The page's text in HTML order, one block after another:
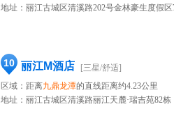
地址： 丽江古城区清溪路202号金林豪生度假区
10 丽江M酒店
[三星/舒适]
区域：距离九鼎龙潭的直线距离约4.23公里
地址： 丽江古城区清溪路丽江天麓·瑞吉苑82栋